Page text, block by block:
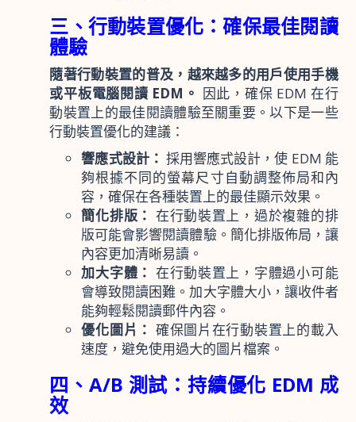
三、行動裝置優化：確保最佳閱讀
體驗
隨著行動裝置的普及，越來越多的用戶使用手機
或平板電腦閱讀 EDM。 因此，確保 EDM 在行
動裝置上的最佳閱讀體驗至關重要。以下是一些
行動裝置優化的建議：
響應式設計： 採用響應式設計，使 EDM 能
夠根據不同的螢幕尺寸自動調整佈局和內
容，確保在各種裝置上的最佳顯示效果。
簡化排版： 在行動裝置上，過於複雜的排
版可能會影響閱讀體驗。簡化排版佈局，讓
內容更加清晰易讀。
加大字體： 在行動裝置上，字體過小可能
會導致閱讀困難。加大字體大小，讓收件者
能夠輕鬆閱讀郵件內容。
優化圖片： 確保圖片在行動裝置上的載入
速度，避免使用過大的圖片檔案。
四、A/B 測試：持續優化 EDM 成
效